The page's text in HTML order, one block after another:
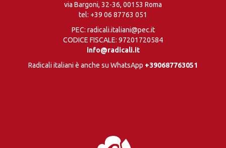
via Bargoni, 32-36, 00153 Roma
tel: +39 06 87763 051
PEC: radicali.italiani@pec.it
CODICE FISCALE: 97201720584
info@radicali.it
Radicali italiani è anche su WhatsApp +390687763051